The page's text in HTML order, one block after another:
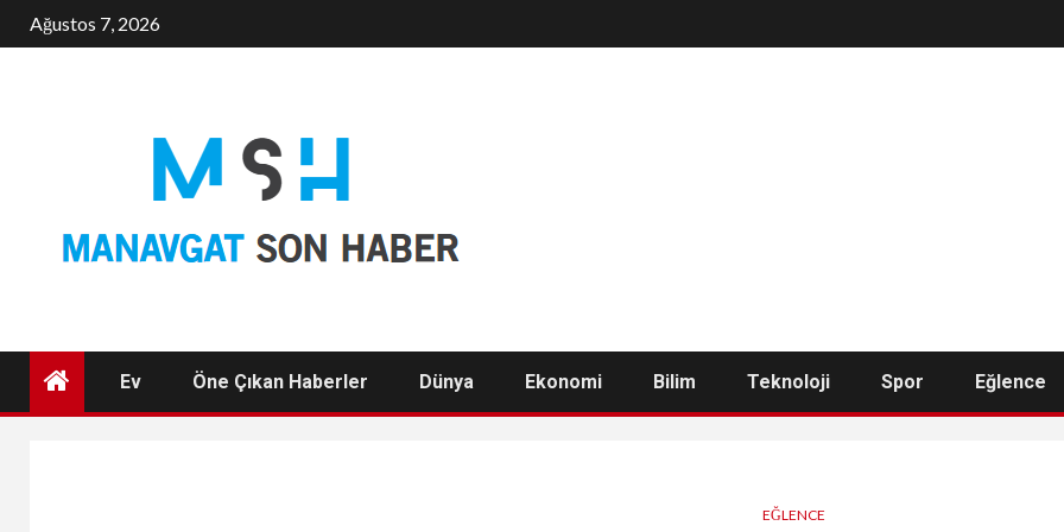
Ağustos 7, 2026
Ev Öne Çıkan Haberler Dünya Ekonomi Bilim Teknoloji Spor Eğlence
EĞLENCE